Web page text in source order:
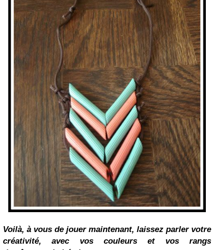
Voilà, à vous de jouer maintenant, laissez parler votre
créativité, avec vos couleurs et vos rangs